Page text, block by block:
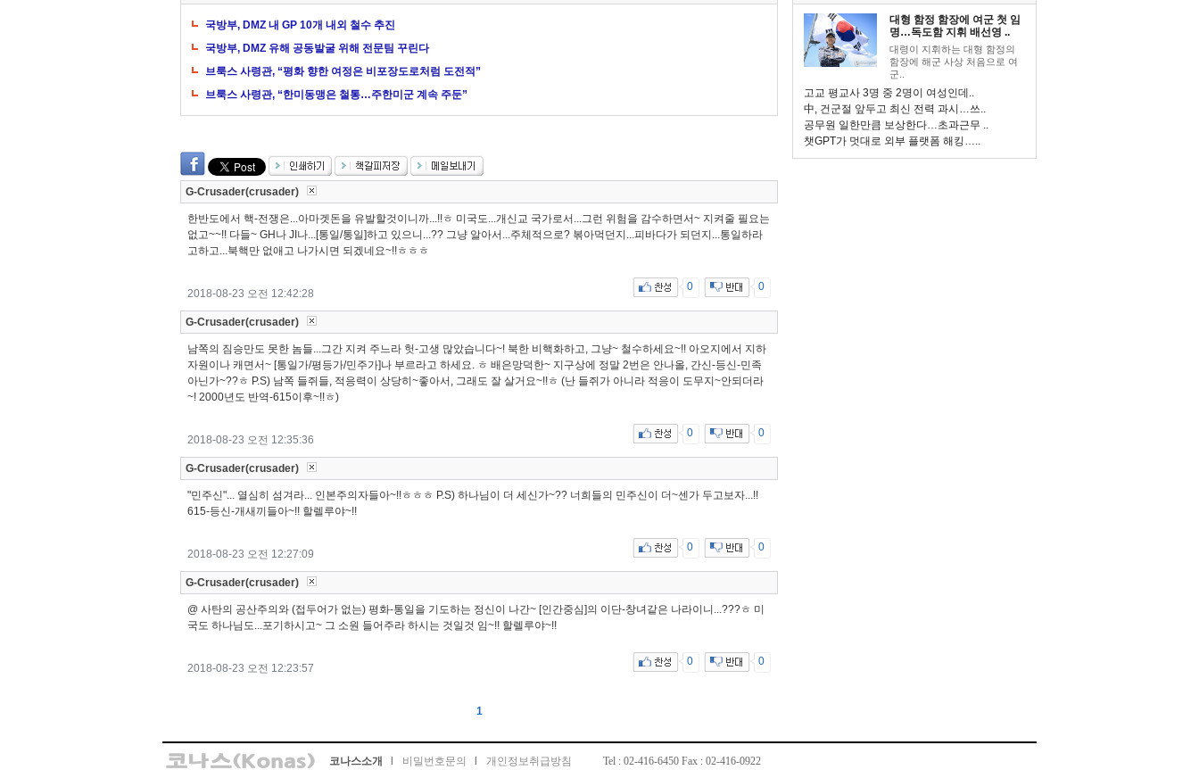
국방부, DMZ 내 GP 10개 내외 철수 추진
국방부, DMZ 유해 공동발굴 위해 전문팀 꾸린다
브룩스 사령관, “평화 향한 여정은 비포장도로처럼 도전적”
브룩스 사령관, “한미동맹은 철통…주한미군 계속 주둔”
G-Crusader(crusader)
한반도에서 핵-전쟁은...아마겟돈을 유발할것이니까...!!ㅎ 미국도...개신교 국가로서...그런 위험을 감수하면서~ 지켜줄 필요는
없고~~!! 다들~ GH나 JI나...[통일/통일]하고 있으니...?? 그냥 알아서...주체적으로? 볶아먹던지...피바다가 되던지...통일하라
고하고...북핵만 없애고 나가시면 되겠네요~!!ㅎㅎㅎ
2018-08-23 오전 12:42:28
0 0
G-Crusader(crusader)
남쪽의 짐승만도 못한 놈들...그간 지켜 주느라 헛-고생 많았습니다~! 북한 비핵화하고, 그냥~ 철수하세요~!! 아오지에서 지하
자원이나 캐면서~ [통일가/평등가/민주가]나 부르라고 하세요. ㅎ 배은망덕한~ 지구상에 정말 2번은 안나올, 간신-등신-민족
아닌가~??ㅎ P.S) 남쪽 들쥐들, 적응력이 상당히~좋아서, 그래도 잘 살거요~!!ㅎ (난 들쥐가 아니라 적응이 도무지~안되더라
~! 2000년도 반역-615이후~!!ㅎ)
2018-08-23 오전 12:35:36
0 0
G-Crusader(crusader)
"민주신"... 열심히 섬겨라... 인본주의자들아~!!ㅎㅎㅎ P.S) 하나님이 더 세신가~?? 너희들의 민주신이 더~센가 두고보자...!!
615-등신-개새끼들아~!! 할렐루야~!!
2018-08-23 오전 12:27:09
0 0
G-Crusader(crusader)
@ 사탄의 공산주의와 (접두어가 없는) 평화-통일을 기도하는 정신이 나간~ [인간중심]의 이단-창녀같은 나라이니...???ㅎ 미
국도 하나님도...포기하시고~ 그 소원 들어주라 하시는 것일것 임~!! 할렐루야~!!
2018-08-23 오전 12:23:57
0 0
1
대형 함정 함장에 여군 첫 임
명…독도함 지휘 배선영 ..
대령이 지휘하는 대형 함정의
함장에 해군 사상 처음으로 여
군..
고교 평교사 3명 중 2명이 여성인데..
中, 건군절 앞두고 최신 전력 과시…쓰..
공무원 일한만큼 보상한다…초과근무 ..
챗GPT가 멋대로 외부 플랫폼 해킹…..
코나스소개 비밀번호문의 개인정보취급방침 Tel : 02-416-6450 Fax : 02-416-0922